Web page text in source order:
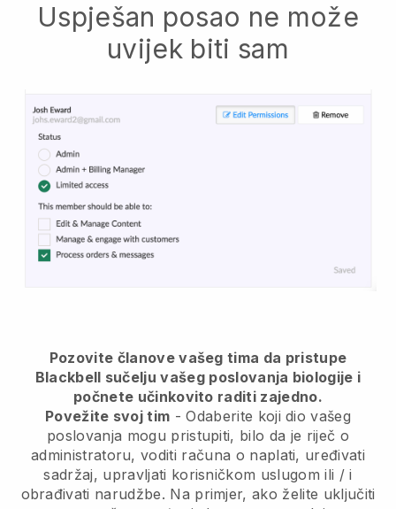
Uspješan posao ne može
uvijek biti sam
Pozovite članove vašeg tima da pristupe
Blackbell sučelju vašeg poslovanja biologije i
počnete učinkovito raditi zajedno.
Povežite svoj tim - Odaberite koji dio vašeg
poslovanja mogu pristupiti, bilo da je riječ o
administratoru, voditi računa o naplati, uređivati
sadržaj, upravljati korisničkom uslugom ili / i
obrađivati narudžbe. Na primjer, ako želite uključiti